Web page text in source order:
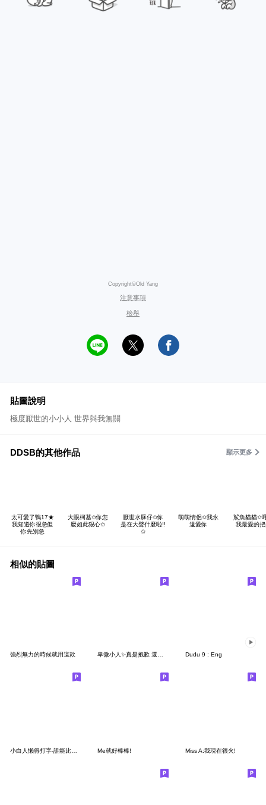
Copyright©Old Yang
注意事項
檢舉
貼圖說明
極度厭世的小小人 世界與我無關
DDSB的其他作品 顯示更多
太可愛了鴨17★
我知道你很急但
你先別急
大眼柯基✩你怎
麼如此狠心✩
厭世水豚仔✩你
是在大聲什麼啦!!
✩
萌萌情侶✩我永
遠愛你
鯊魚貓貓✩
我最愛的
相似的貼圖
強烈無力的時候就用這款 卑微小人✨真是抱歉 還請您改進✨ Dudu 9 : Eng
Me就好棒棒! Miss A:我現在很火!